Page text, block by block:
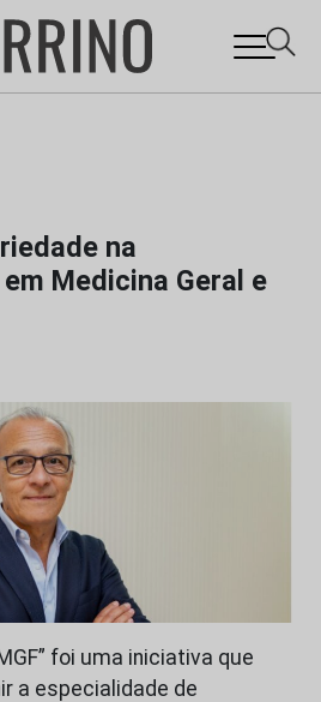
na
Medicina Geral e
foi uma iniciativa que
a especialidade de